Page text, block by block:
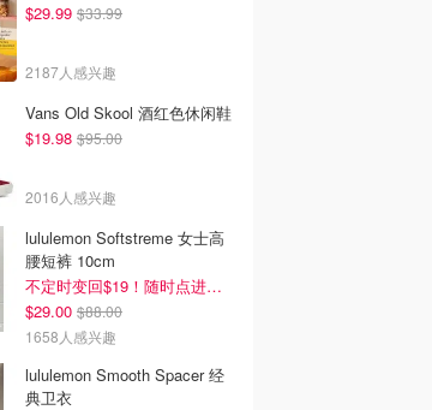
$29.99 $33.99
2187人感兴趣
Vans Old Skool 酒红色休闲鞋
$19.98 $95.00
2016人感兴趣
lululemon Softstreme 女士高
腰短裤 10cm
不定时变回$19！随时点进来看
$29.00 $88.00
1658人感兴趣
lululemon Smooth Spacer 经
典卫衣